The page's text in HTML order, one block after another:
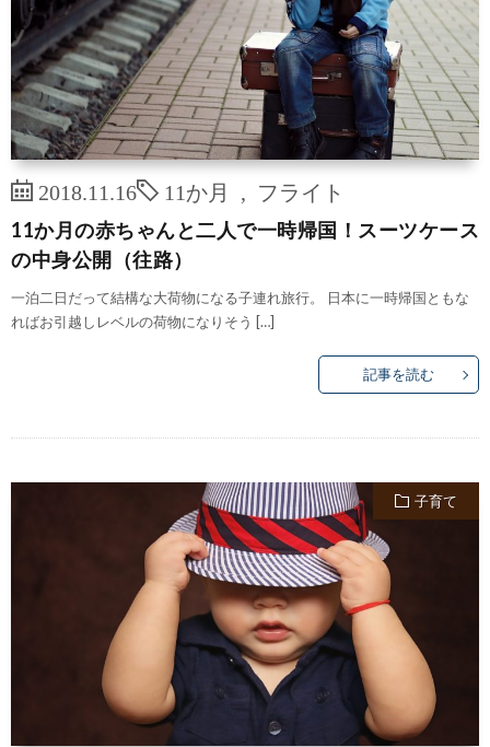
2018.11.16 11か月 フライト
11か月の赤ちゃんと二人で一時帰国！スーツケース
の中身公開（往路）
一泊二日だって結構な大荷物になる子連れ旅行。 日本に一時帰国ともな
ればお引越しレベルの荷物になりそう […]
記事を読む
子育て